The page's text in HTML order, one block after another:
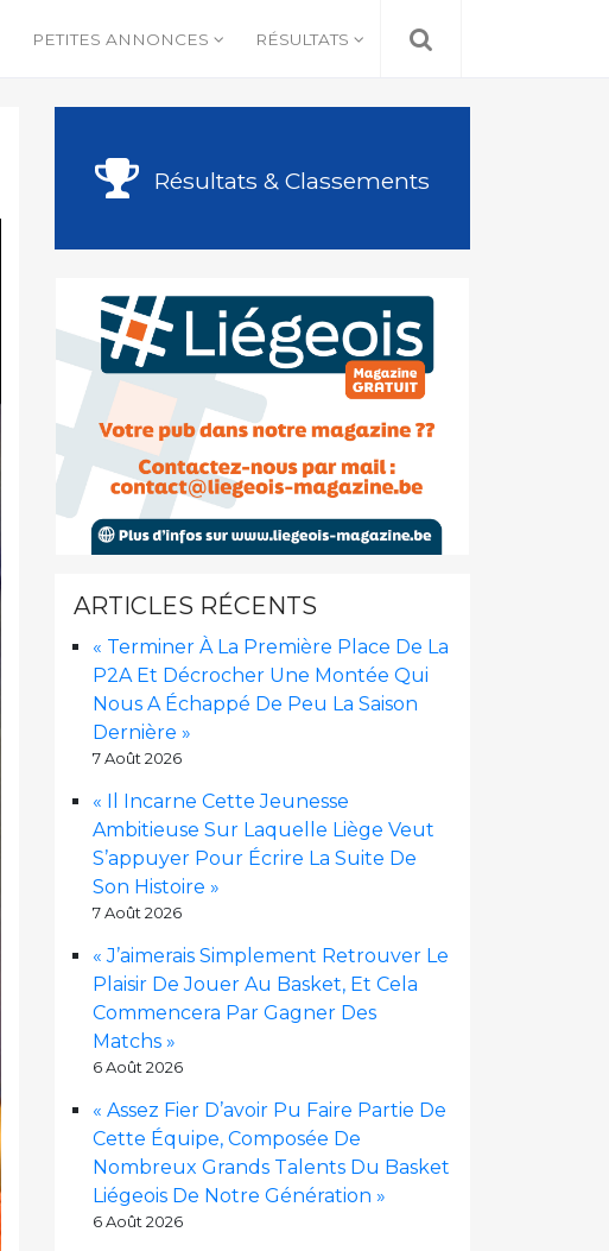
PETITES ANNONCES RÉSULTATS
Résultats & Classements
ARTICLES RÉCENTS
« Terminer À La Première Place De La
P2A Et Décrocher Une Montée Qui
Nous A Échappé De Peu La Saison
Dernière »
7 Août 2026
« Il Incarne Cette Jeunesse
Ambitieuse Sur Laquelle Liège Veut
S’appuyer Pour Écrire La Suite De
Son Histoire »
7 Août 2026
« J’aimerais Simplement Retrouver Le
Plaisir De Jouer Au Basket, Et Cela
Commencera Par Gagner Des
Matchs »
6 Août 2026
« Assez Fier D’avoir Pu Faire Partie De
Cette Équipe, Composée De
Nombreux Grands Talents Du Basket
Liégeois De Notre Génération »
6 Août 2026